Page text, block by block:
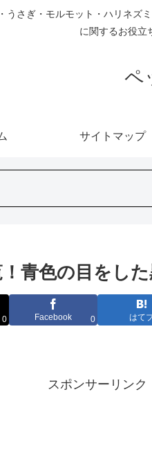
うさぎ・モルモット・ハリネズ
に関するお役立
ペ
サイトマップ
青色の目をし
0 Facebook 0 はて
スポンサーリンク